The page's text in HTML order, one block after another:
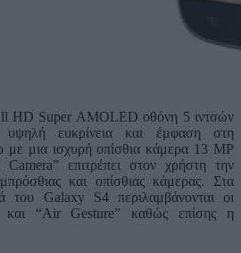
HD Super AMOLED οθόνη 5 ιντσών
υψηλή ευκρίνεια και έμφαση στη
με μια ισχυρή οπίσθια κάμερα 13 MP
Camera” επιτρέπει στον χρήστη την
και οπίσθιας κάμερας. Στα
του Galaxy S4 περιλαμβάνονται οι
και “Air Gesture” καθώς επίσης η